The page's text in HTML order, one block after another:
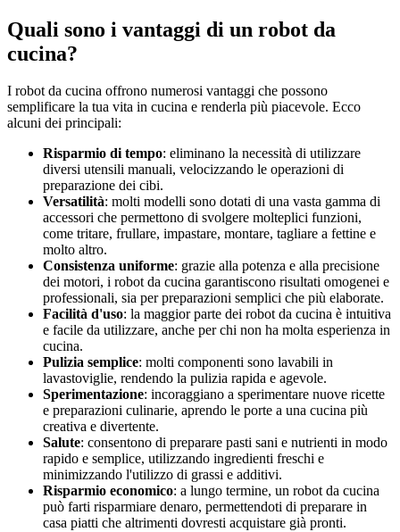
Quali sono i vantaggi di un robot da
cucina?
I robot da cucina offrono numerosi vantaggi che possono
semplificare la tua vita in cucina e renderla più piacevole. Ecco
alcuni dei principali:
Risparmio di tempo: eliminano la necessità di utilizzare
diversi utensili manuali, velocizzando le operazioni di
preparazione dei cibi.
Versatilità: molti modelli sono dotati di una vasta gamma di
accessori che permettono di svolgere molteplici funzioni,
come tritare, frullare, impastare, montare, tagliare a fettine e
molto altro.
Consistenza uniforme: grazie alla potenza e alla precisione
dei motori, i robot da cucina garantiscono risultati omogenei e
professionali, sia per preparazioni semplici che più elaborate.
Facilità d'uso: la maggior parte dei robot da cucina è intuitiva
e facile da utilizzare, anche per chi non ha molta esperienza in
cucina.
Pulizia semplice: molti componenti sono lavabili in
lavastoviglie, rendendo la pulizia rapida e agevole.
Sperimentazione: incoraggiano a sperimentare nuove ricette
e preparazioni culinarie, aprendo le porte a una cucina più
creativa e divertente.
Salute: consentono di preparare pasti sani e nutrienti in modo
rapido e semplice, utilizzando ingredienti freschi e
minimizzando l'utilizzo di grassi e additivi.
Risparmio economico: a lungo termine, un robot da cucina
può farti risparmiare denaro, permettendoti di preparare in
casa piatti che altrimenti dovresti acquistare già pronti.